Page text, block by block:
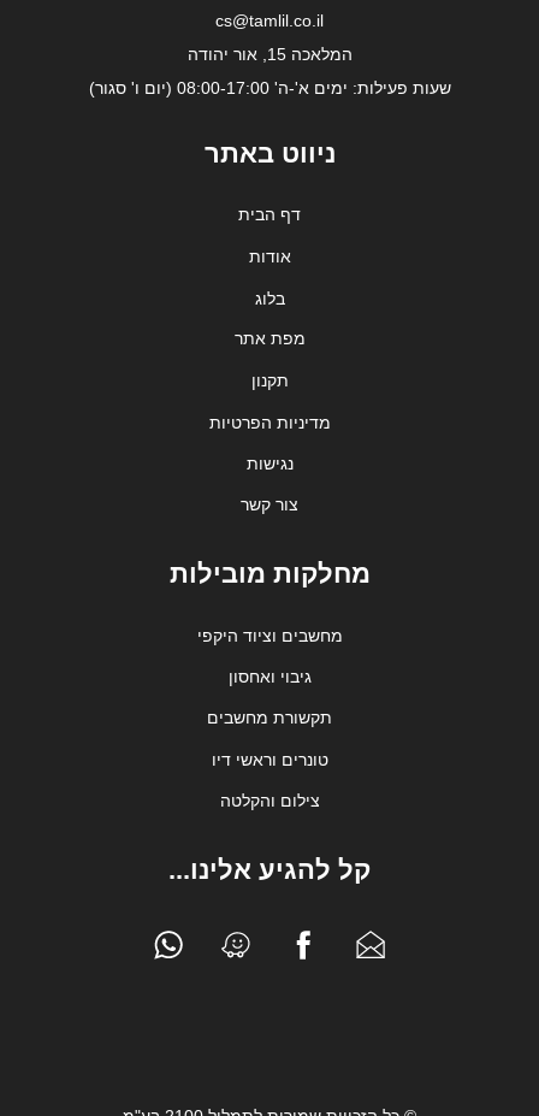
cs@tamlil.co.il
המלאכה 15, אור יהודה
שעות פעילות: ימים א'-ה' 08:00-17:00 (יום ו' סגור)
ניווט באתר
דף הבית
אודות
בלוג
מפת אתר
תקנון
מדיניות הפרטיות
נגישות
צור קשר
מחלקות מובילות
מחשבים וציוד היקפי
גיבוי ואחסון
תקשורת מחשבים
טונרים וראשי דיו
צילום והקלטה
קל להגיע אלינו...